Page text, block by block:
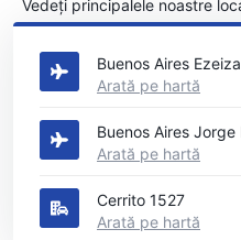
Vedeți principalele noastre
Buenos Aires
Buenos Aires
Arată pe hartă
Buenos Aires
Arată pe hartă
Cerrito 1527
Arată pe hartă